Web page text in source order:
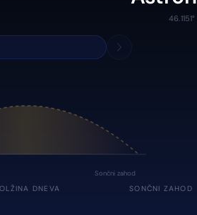
Sončni zahod
DNEVA SONČNI ZAHOD